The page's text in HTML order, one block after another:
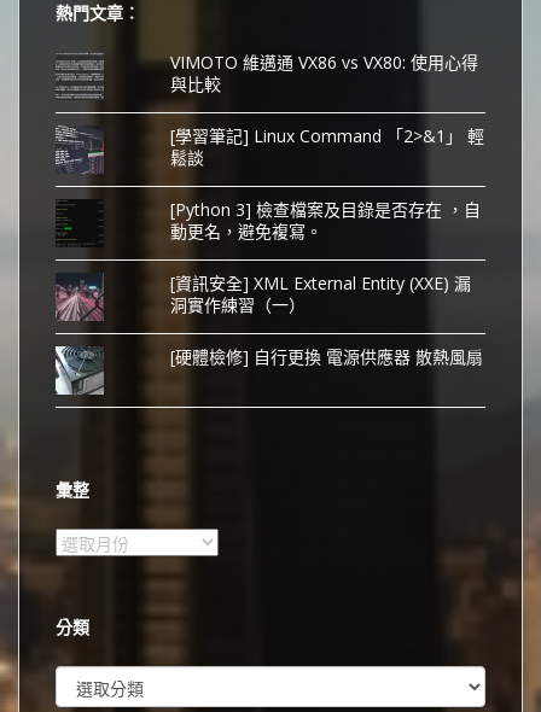
熱門文章︰
VIMOTO 維邁通 VX86 vs VX80: 使用心得
與比較
[學習筆記] Linux Command 「2>&1」 輕
鬆談
[Python 3] 檢查檔案及目錄是否存在 ，自
動更名，避免複寫。
[資訊安全] XML External Entity (XXE) 漏
洞實作練習（一）
[硬體檢修] 自行更換 電源供應器 散熱風扇
彙整
彙
整
分類
類